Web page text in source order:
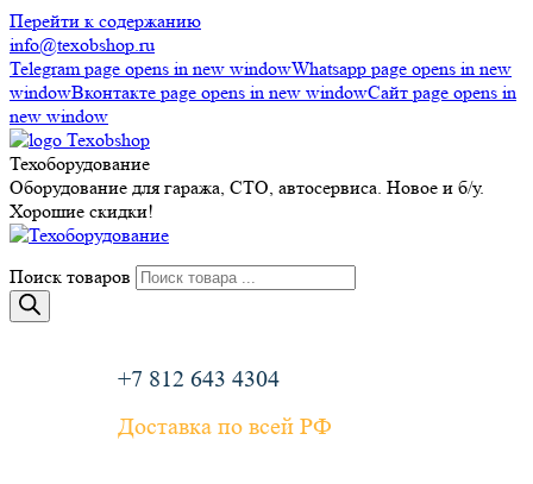
Перейти к содержанию
info@texobshop.ru
Telegram page opens in new windowWhatsapp page opens in new
windowВконтакте page opens in new windowСайт page opens in
new window
Техоборудование
Оборудование для гаража, СТО, автосервиса. Новое и б/у.
Хорошие скидки!
Поиск товаров
+7 812 643 4304
Доставка по всей РФ